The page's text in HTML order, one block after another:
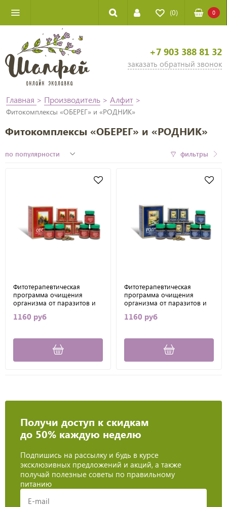
(0) 0
+7 903 388 81 32
заказать обратный звонок
Главная > Производитель > Алфит >
Фитокомплексы «ОБЕРЕГ» и «РОДНИК»
Фитокомплексы «ОБЕРЕГ» и «РОДНИК»
фильтры
Фитотерапевтическая
программа очищения
организма от паразитов и
Алфит
1160 руб
Фитотерапевтическая
программа очищения
организма от паразитов и
1160 руб
Получи доступ к скидкам
до 50% каждую неделю
Подпишись на рассылку и будь в курсе
эксклюзивных предложений и акций, а также
получай полезные советы по правильному
питанию